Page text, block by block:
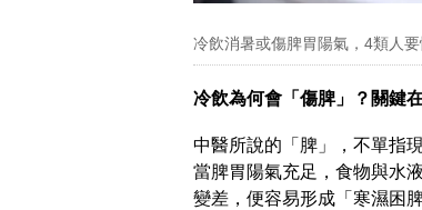
冷飲消暑或傷脾胃陽氣，4類人
冷飲為何會「傷脾」？關鍵
中醫所說的「脾」，不單指
當脾胃陽氣充足，食物與水
變差，便容易形成「寒濕困脾